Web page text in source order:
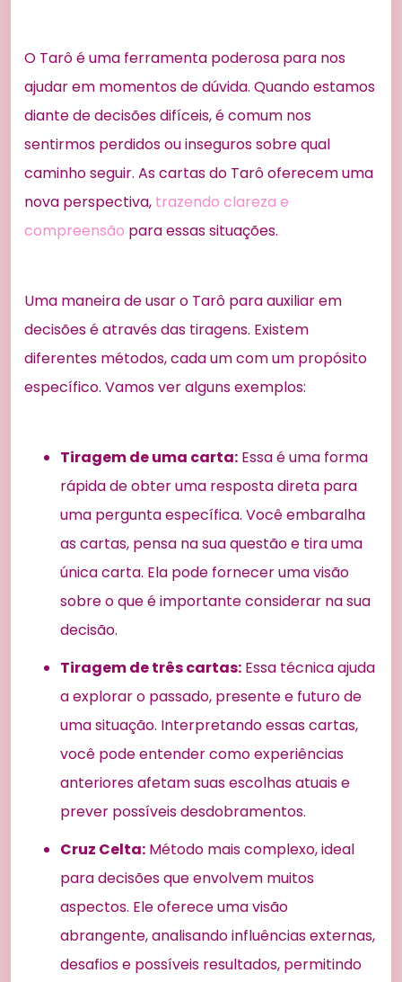
O Tarô é uma ferramenta poderosa para nos
ajudar em momentos de dúvida. Quando estamos
diante de decisões difíceis, é comum nos
sentirmos perdidos ou inseguros sobre qual
caminho seguir. As cartas do Tarô oferecem uma
nova perspectiva, trazendo clareza e
compreensão para essas situações.
Uma maneira de usar o Tarô para auxiliar em
decisões é através das tiragens. Existem
diferentes métodos, cada um com um propósito
específico. Vamos ver alguns exemplos:
Tiragem de uma carta: Essa é uma forma
rápida de obter uma resposta direta para
uma pergunta específica. Você embaralha
as cartas, pensa na sua questão e tira uma
única carta. Ela pode fornecer uma visão
sobre o que é importante considerar na sua
decisão.
Tiragem de três cartas: Essa técnica ajuda
a explorar o passado, presente e futuro de
uma situação. Interpretando essas cartas,
você pode entender como experiências
anteriores afetam suas escolhas atuais e
prever possíveis desdobramentos.
Cruz Celta: Método mais complexo, ideal
para decisões que envolvem muitos
aspectos. Ele oferece uma visão
abrangente, analisando influências externas,
desafios e possíveis resultados, permitindo